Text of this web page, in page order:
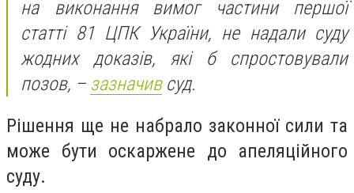
на виконання вимог частини першої
статті 81 ЦПК України, не надали суду
жодних доказів, які б спростовували
позов, – зазначивсуд.
Рішення ще не набрало законної сили та
може бути оскаржене до апеляційного
суду.